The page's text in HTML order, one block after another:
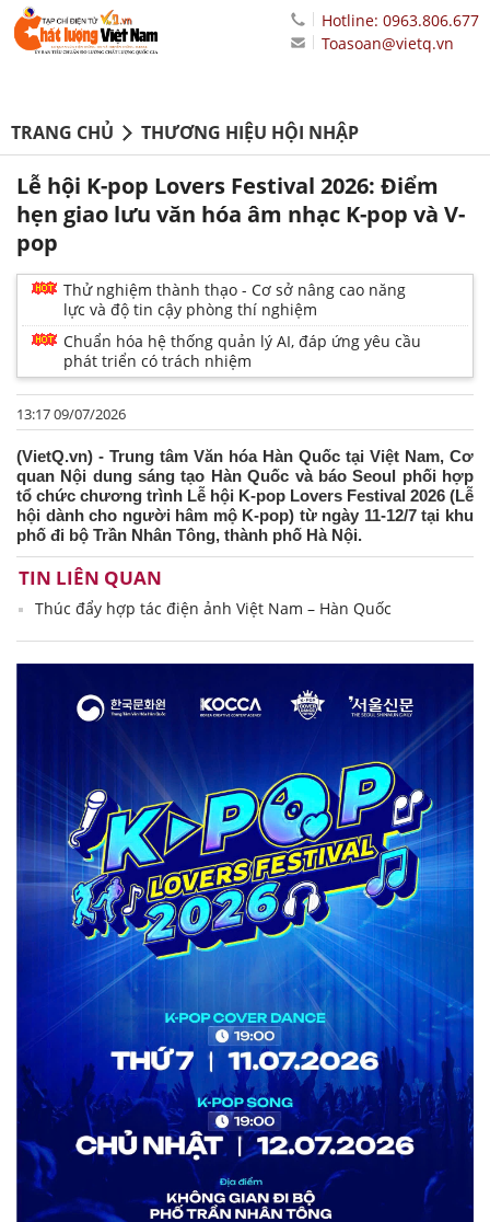
Hotline: 0963.806.677
Toasoan@vietq.vn
TRANG CHỦ THƯƠNG HIỆU HỘI NHẬP
Lễ hội K-pop Lovers Festival 2026: Điểm
hẹn giao lưu văn hóa âm nhạc K-pop và V-
pop
Thử nghiệm thành thạo - Cơ sở nâng cao năng
lực và độ tin cậy phòng thí nghiệm
Chuẩn hóa hệ thống quản lý AI, đáp ứng yêu cầu
phát triển có trách nhiệm
13:17 09/07/2026
(VietQ.vn) - Trung tâm Văn hóa Hàn Quốc tại Việt Nam, Cơ
quan Nội dung sáng tạo Hàn Quốc và báo Seoul phối hợp
tổ chức chương trình Lễ hội K-pop Lovers Festival 2026 (Lễ
hội dành cho người hâm mộ K-pop) từ ngày 11-12/7 tại khu
phố đi bộ Trần Nhân Tông, thành phố Hà Nội.
TIN LIÊN QUAN
Thúc đẩy hợp tác điện ảnh Việt Nam – Hàn Quốc